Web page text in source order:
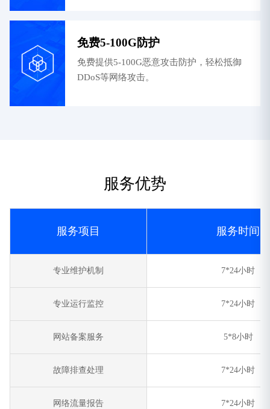
免费5-100G防护
免费提供5-100G恶意攻击防护，轻松抵御
DDoS等网络攻击。
服务优势
服务项目 服务时间
专业维护机制 7*24小时
专业运行监控 7*24小时
网站备案服务 5*8小时
故障排查处理 7*24小时
网络流量报告 7*24小时